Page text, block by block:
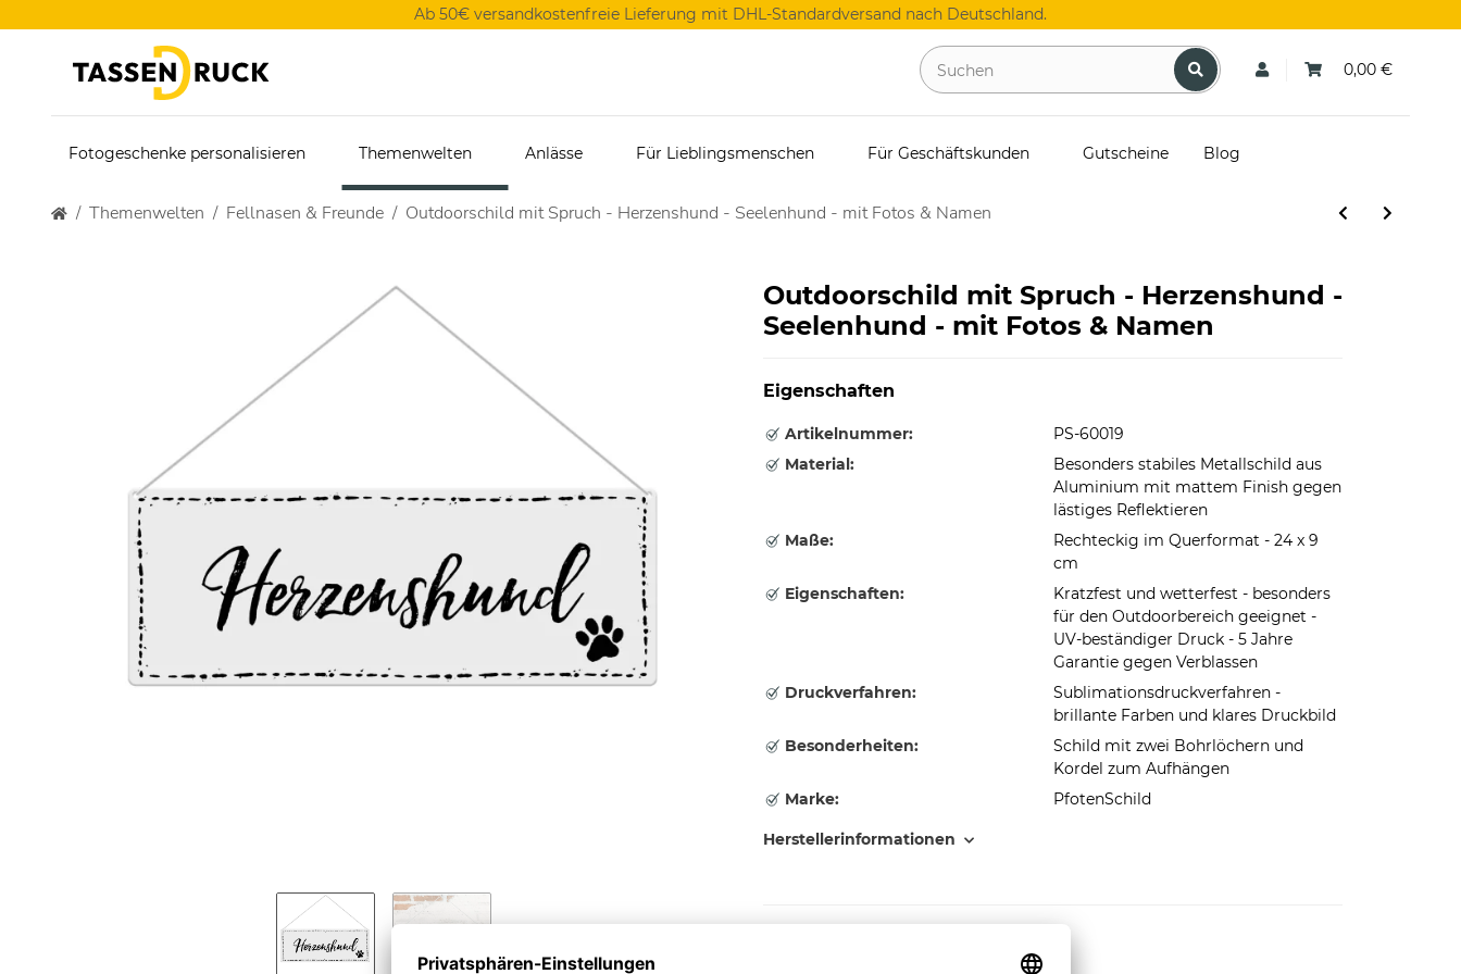
Ab 50€ versandkostenfreie Lieferung mit DHL-Standardversand nach Deutschland.
0,00 €
Fotogeschenke personalisieren Themenwelten Anlässe Für Lieblingsmenschen Für Geschäftskunden Gutscheine Blog
Themenwelten Fellnasen & Freunde Outdoorschild mit Spruch - Herzenshund - Seelenhund - mit Fotos & Namen
Outdoorschild mit Spruch - Herzenshund -
Seelenhund - mit Fotos & Namen
Eigenschaften
Artikelnummer:
PS-60019
Material:
Besonders stabiles Metallschild aus
Aluminium mit mattem Finish gegen
lästiges Reflektieren
Maße:
Rechteckig im Querformat - 24 x 9
cm
Eigenschaften:
Kratzfest und wetterfest - besonders
für den Outdoorbereich geeignet -
UV-beständiger Druck - 5 Jahre
Garantie gegen Verblassen
Druckverfahren:
Sublimationsdruckverfahren -
brillante Farben und klares Druckbild
Besonderheiten:
Schild mit zwei Bohrlöchern und
Kordel zum Aufhängen
Marke:
PfotenSchild
Herstellerinformationen